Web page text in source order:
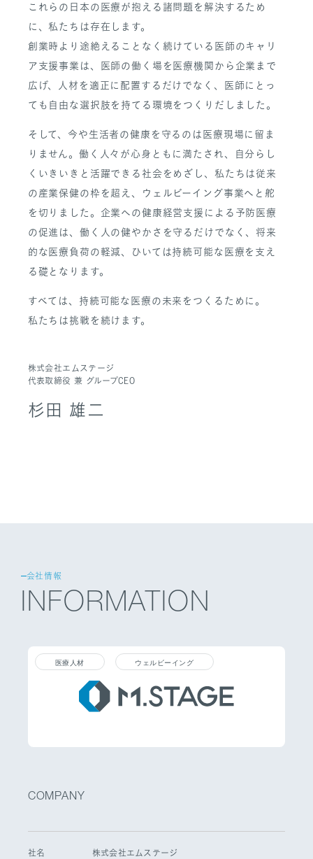
これらの日本の医療が抱える諸問題を解決するため
に、私たちは存在します。
創業時より途絶えることなく続けている医師のキャリ
ア支援事業は、医師の働く場を医療機関から企業まで
広げ、人材を適正に配置するだけでなく、医師にとっ
ても自由な選択肢を持てる環境をつくりだしました。
そして、今や生活者の健康を守るのは医療現場に留ま
りません。働く人々が心身ともに満たされ、自分らし
くいきいきと活躍できる社会をめざし、私たちは従来
の産業保健の枠を超え、ウェルビーイング事業へと舵
を切りました。企業への健康経営支援による予防医療
の促進は、働く人の健やかさを守るだけでなく、将来
的な医療負荷の軽減、ひいては持続可能な医療を支え
る礎となります。
すべては、持続可能な医療の未来をつくるために。
私たちは挑戦を続けます。
株式会社エムステージ
代表取締役 兼 グループCEO
杉田 雄二
会社情報
INFORMATION
医療人材 ウェルビーイング
COMPANY
社名 株式会社エムステージ